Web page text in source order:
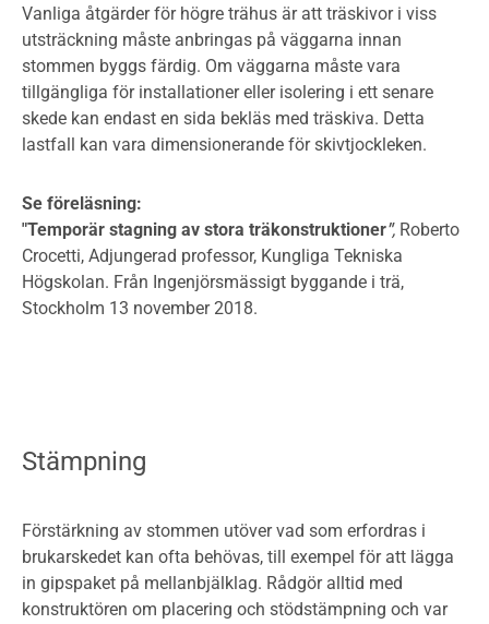
Vanliga åtgärder för högre trähus är att träskivor i viss
utsträckning måste anbringas på väggarna innan
stommen byggs färdig. Om väggarna måste vara
tillgängliga för installationer eller isolering i ett senare
skede kan endast en sida bekläs med träskiva. Detta
lastfall kan vara dimensionerande för skivtjockleken.
Se föreläsning:
"Temporär stagning av stora träkonstruktioner", Roberto
Crocetti, Adjungerad professor, Kungliga Tekniska
Högskolan. Från Ingenjörsmässigt byggande i trä,
Stockholm 13 november 2018.
Stämpning
Förstärkning av stommen utöver vad som erfordras i
brukarskedet kan ofta behövas, till exempel för att lägga
in gipspaket på mellanbjälklag. Rådgör alltid med
konstruktören om placering och stödstämpning och var